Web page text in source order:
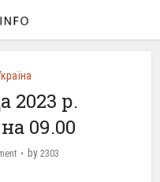
2023 р.
09.00
by 2303